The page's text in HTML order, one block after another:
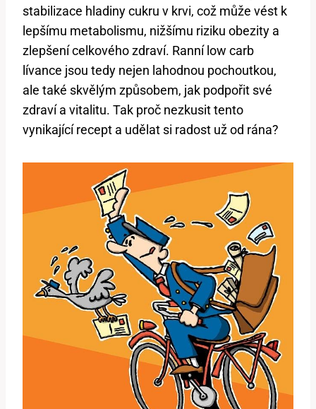
stabilizace hladiny cukru v krvi, což může vést k
lepšímu metabolismu, nižšímu riziku obezity a
zlepšení celkového zdraví. Ranní low carb
lívance jsou tedy nejen lahodnou pochoutkou,
ale také skvělým způsobem, jak podpořit své
zdraví a vitalitu. Tak proč nezkusit tento
vynikající recept a udělat si radost už od rána?